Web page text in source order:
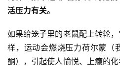
活压力有关。
如果给笼子里的老鼠配上转轮
样，运动会燃烧压力荷尔蒙（
酮），引起使人愉悦、上瘾的